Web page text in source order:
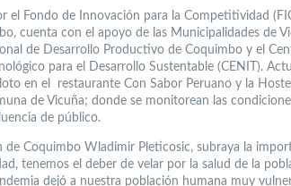
el Fondo de Innovación para la Competitividad
cuenta con el apoyo de las Municipalidades de
de Desarrollo Productivo de Coquimbo y el
para el Desarrollo Sustentable (CENIT).
en el restaurante Con Sabor Peruano y la
de Vicuña; donde se monitorean las
de público.
de Coquimbo Wladimir Pleticosic, subraya la
tenemos el deber de velar por la salud de la
dejó a nuestra población humana muy